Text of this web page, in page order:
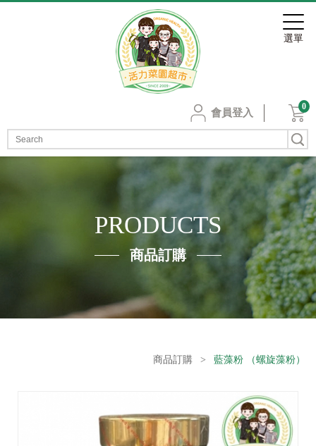
會員登入
0
PRODUCTS
商品訂購
商品訂購 > 藍藻粉 （螺旋藻粉）